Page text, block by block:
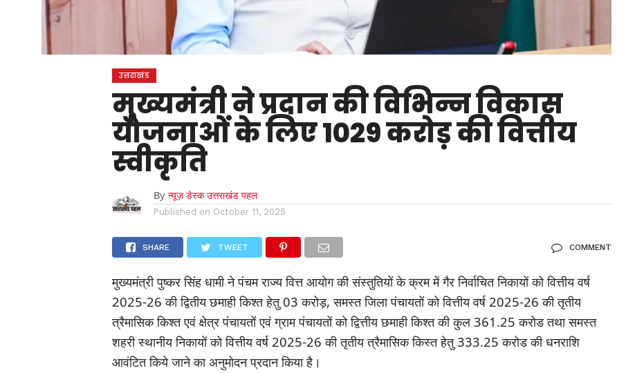
उत्तराखंड
मुख्यमंत्री ने प्रदान की विभिन्न विकास
योजनाओं के लिए 1029 करोड़ की वित्तीय
स्वीकृति
By न्यूज़ डेस्क उत्तराखंड पहल
Published on October 11, 2025
SHARE TWEET COMMENT
मुख्यमंत्री पुष्कर सिंह धामी ने पंचम राज्य वित्त आयोग की संस्तुतियों के क्रम में गैर निर्वाचित निकायों को वित्तीय वर्ष
2025-26 की द्वितीय छमाही किश्त हेतु 03 करोड़, समस्त जिला पंचायतों को वित्तीय वर्ष 2025-26 की तृतीय
त्रैमासिक किश्त एवं क्षेत्र पंचायतों एवं ग्राम पंचायतों को द्वित्तीय छमाही किश्त की कुल 361.25 करोड तथा समस्त
शहरी स्थानीय निकायों को वित्तीय वर्ष 2025-26 की तृतीय त्रैमासिक किस्त हेतु 333.25 करोड की धनराशि
आवंटित किये जाने का अनुमोदन प्रदान किया है।